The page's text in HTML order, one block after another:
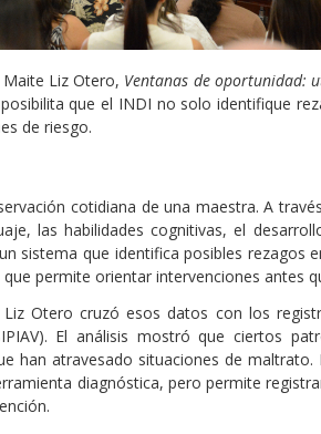
Liz Otero, Ventanas de oportunidad:
que el INDI no solo identifique
de riesgo.
cotidiana de una maestra. A
las habilidades cognitivas, el
sistema que identifica posibles rezagos
permite orientar intervenciones antes
Otero cruzó esos datos con los
El análisis mostró que ciertos
han atravesado situaciones de
diagnóstica, pero permite